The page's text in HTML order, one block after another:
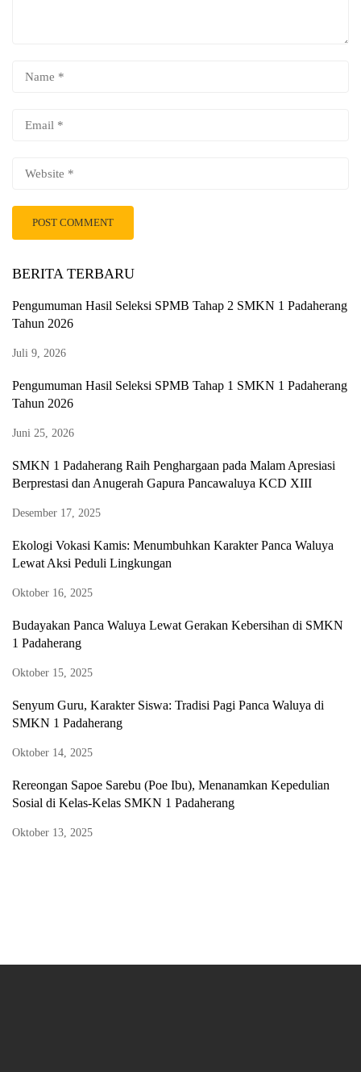
BERITA TERBARU
Pengumuman Hasil Seleksi SPMB Tahap 2 SMKN 1 Padaherang
Tahun 2026
Juli 9, 2026
Pengumuman Hasil Seleksi SPMB Tahap 1 SMKN 1 Padaherang
Tahun 2026
Juni 25, 2026
SMKN 1 Padaherang Raih Penghargaan pada Malam Apresiasi
Berprestasi dan Anugerah Gapura Pancawaluya KCD XIII
Desember 17, 2025
Ekologi Vokasi Kamis: Menumbuhkan Karakter Panca Waluya
Lewat Aksi Peduli Lingkungan
Oktober 16, 2025
Budayakan Panca Waluya Lewat Gerakan Kebersihan di SMKN
1 Padaherang
Oktober 15, 2025
Senyum Guru, Karakter Siswa: Tradisi Pagi Panca Waluya di
SMKN 1 Padaherang
Oktober 14, 2025
Rereongan Sapoe Sarebu (Poe Ibu), Menanamkan Kepedulian
Sosial di Kelas-Kelas SMKN 1 Padaherang
Oktober 13, 2025